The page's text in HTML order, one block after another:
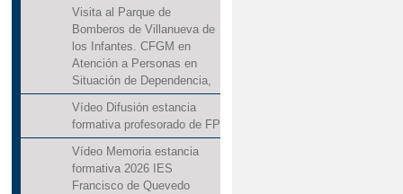
Visita al Parque de
Bomberos de Villanueva de
los Infantes. CFGM en
Atención a Personas en
Situación de Dependencia,
Vídeo Difusión estancia
formativa profesorado de FP
Vídeo Memoria estancia
formativa 2026 IES
Francisco de Quevedo